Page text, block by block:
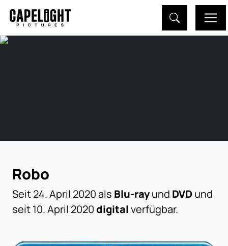
Robo
Seit 24. April 2020 als Blu-rayund DVDund
seit 10. April 2020digitalverfügbar.